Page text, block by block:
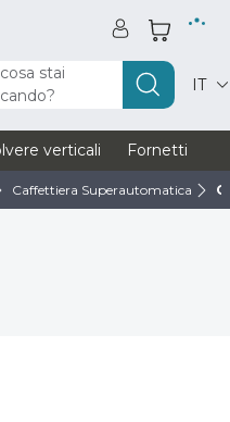
stai
IT
verticali Fornetti
Caffettiera Superautomatica